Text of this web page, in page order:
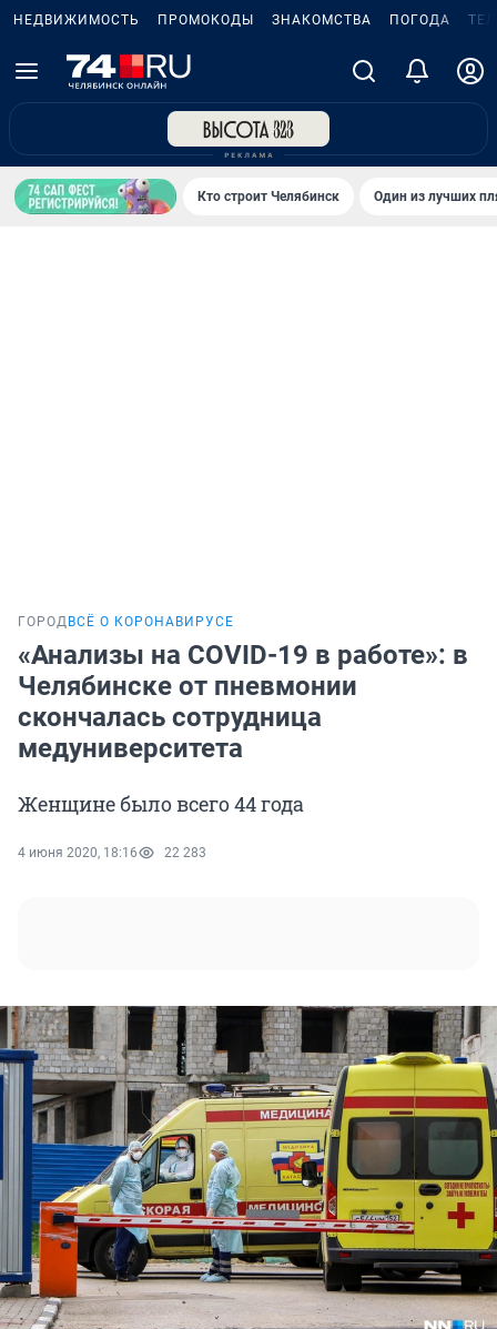
НЕДВИЖИМОСТЬ ПРОМОКОДЫ ЗНАКОМСТВА ПОГОДА
Кто строит Челябинск Один из лучших
ГОРОД ВСЁ О КОРОНАВИРУСЕ
«Анализы на COVID-19 в работе»: в
Челябинске от пневмонии
скончалась сотрудница
медуниверситета
Женщине было всего 44 года
4 июня 2020, 18:16 22 283